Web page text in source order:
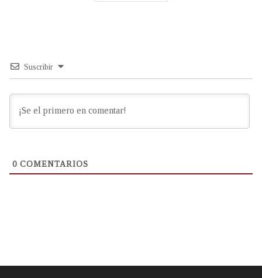
Suscribir
0 COMENTARIOS